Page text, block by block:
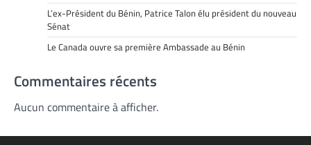
L’ex-Président du Bénin, Patrice Talon élu président du nouveau
Sénat
Le Canada ouvre sa première Ambassade au Bénin
Commentaires récents
Aucun commentaire à afficher.